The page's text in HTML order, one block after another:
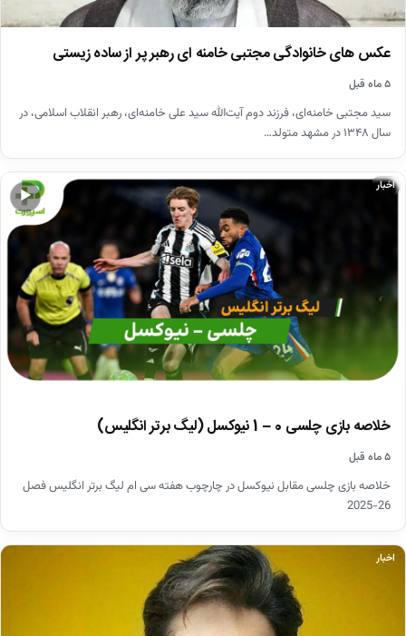
عکس های خانوادگی مجتبی خامنه ای رهبر پر از ساده زیستی
۵ ماه قبل
سید مجتبی خامنه‌ای، فرزند دوم آیت‌الله سید علی خامنه‌ای، رهبر انقلاب اسلامی، در
سال ۱۳۴۸ در مشهد متولد…
▶
اخبار
خلاصه بازی چلسی 0 – 1 نیوکسل (لیگ برتر انگلیس)
۵ ماه قبل
خلاصه بازی چلسی مقابل نیوکسل در چارچوب هفته سی ام لیگ برتر انگلیس فصل
26-2025
اخبار